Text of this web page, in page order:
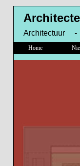
Architectuur -
Home